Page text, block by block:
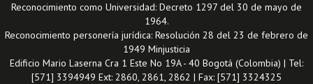
Reconocimiento como Universidad: Decreto 1297 del 30 de mayo de
1964.
Reconocimiento personería jurídica: Resolución 28 del 23 de febrero de
1949 Minjusticia
Edificio Mario Laserna Cra 1 Este No 19A - 40 Bogotá (Colombia) | Tel:
[571] 3394949 Ext: 2860, 2861, 2862 | Fax: [571] 3324325